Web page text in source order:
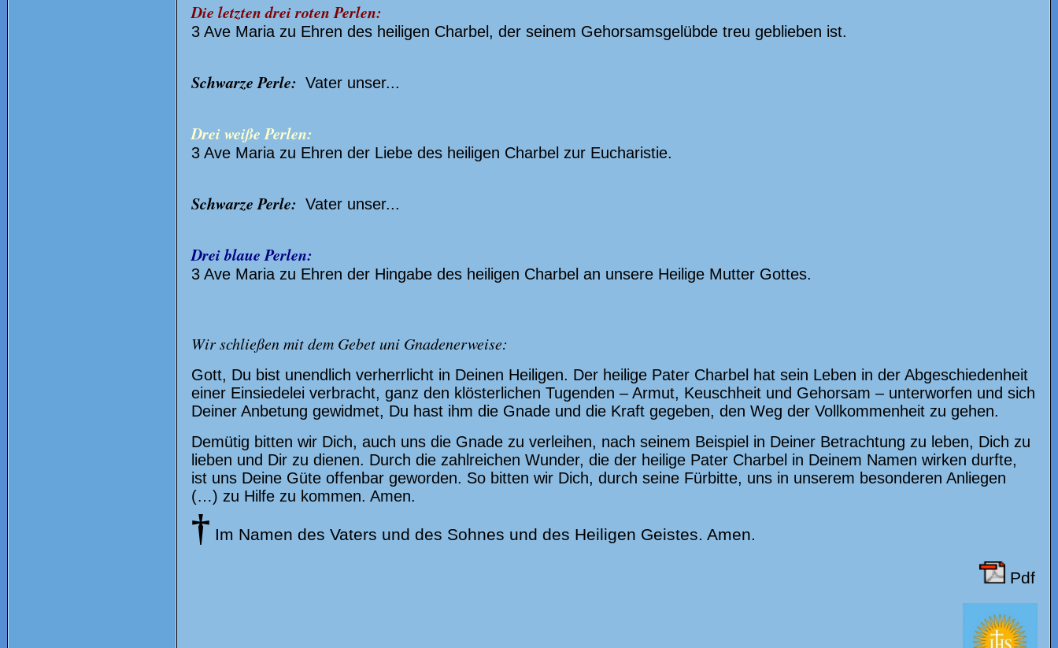
Die letzten drei roten Perlen:
3 Ave Maria zu Ehren des heiligen Charbel, der seinem Gehorsamsgelübde treu geblieben ist.
Schwarze Perle: Vater unser...
Drei weiße Perlen:
3 Ave Maria zu Ehren der Liebe des heiligen Charbel zur Eucharistie.
Schwarze Perle: Vater unser...
Drei blaue Perlen:
3 Ave Maria zu Ehren der Hingabe des heiligen Charbel an unsere Heilige Mutter Gottes.
Wir schließen mit dem Gebet uni Gnadenerweise:
Gott, Du bist unendlich verherrlicht in Deinen Heiligen. Der heilige Pater Charbel hat sein Leben in der Abgeschiedenheit
einer Einsiedelei verbracht, ganz den klösterlichen Tugenden – Armut, Keuschheit und Gehorsam – unterworfen und sich
Deiner Anbetung gewidmet, Du hast ihm die Gnade und die Kraft gegeben, den Weg der Vollkommenheit zu gehen.
Demütig bitten wir Dich, auch uns die Gnade zu verleihen, nach seinem Beispiel in Deiner Betrachtung zu leben, Dich zu
lieben und Dir zu dienen. Durch die zahlreichen Wunder, die der heilige Pater Charbel in Deinem Namen wirken durfte,
ist uns Deine Güte offenbar geworden. So bitten wir Dich, durch seine Fürbitte, uns in unserem besonderen Anliegen
(…) zu Hilfe zu kommen. Amen.
† Im Namen des Vaters und des Sohnes und des Heiligen Geistes. Amen.
Pdf